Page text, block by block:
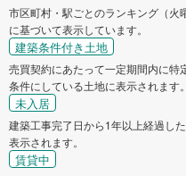
市区町村・駅ごとのランキング（
に基づいて表示しています。
建築条件付き土地
売買契約にあたって一定期間内に特
条件にしている土地に表示されます。
未入居
建築工事完了日から1年以上経過し
表示されます。
賃貸中